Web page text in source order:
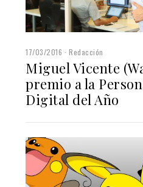
17/03/2016 Redacción
Miguel Vicente
premio a la
Digital del Año